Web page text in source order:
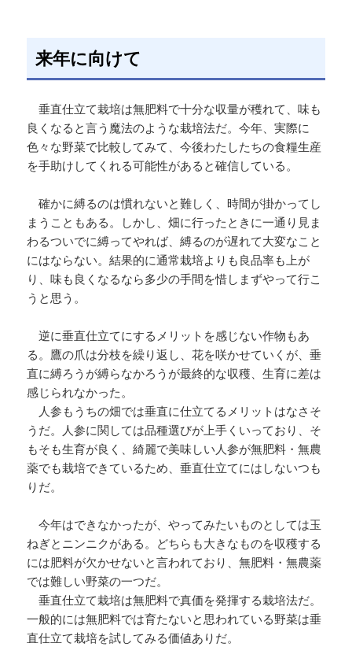
来年に向けて
垂直仕立て栽培は無肥料で十分な収量が穫れて、味も
良くなると言う魔法のような栽培法だ。今年、実際に
色々な野菜で比較してみて、今後わたしたちの食糧生産
を手助けしてくれる可能性があると確信している。
確かに縛るのは慣れないと難しく、時間が掛かってし
まうこともある。しかし、畑に行ったときに一通り見ま
わるついでに縛ってやれば、縛るのが遅れて大変なこと
にはならない。結果的に通常栽培よりも良品率も上が
り、味も良くなるなら多少の手間を惜しまずやって行こ
うと思う。
逆に垂直仕立てにするメリットを感じない作物もあ
る。鷹の爪は分枝を繰り返し、花を咲かせていくが、垂
直に縛ろうが縛らなかろうが最終的な収穫、生育に差は
感じられなかった。
人参もうちの畑では垂直に仕立てるメリットはなさそ
うだ。人参に関しては品種選びが上手くいっており、そ
もそも生育が良く、綺麗で美味しい人参が無肥料・無農
薬でも栽培できているため、垂直仕立てにはしないつも
りだ。
今年はできなかったが、やってみたいものとしては玉
ねぎとニンニクがある。どちらも大きなものを収穫する
には肥料が欠かせないと言われており、無肥料・無農薬
では難しい野菜の一つだ。
垂直仕立て栽培は無肥料で真価を発揮する栽培法だ。
一般的には無肥料では育たないと思われている野菜は垂
直仕立て栽培を試してみる価値ありだ。